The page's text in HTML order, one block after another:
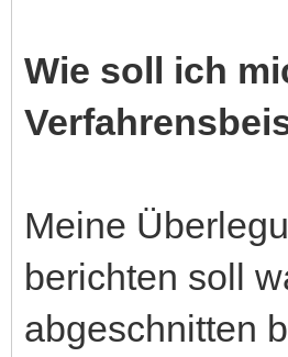
Wie soll ich
Meine
berichten soll
abgeschnitten